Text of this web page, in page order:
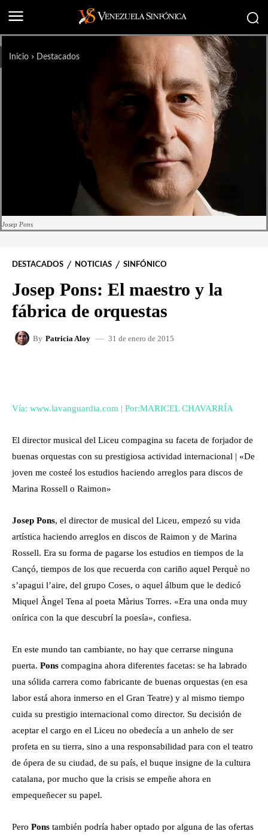
Inicio Destacados
Josep Pons
DESTACADOS NOTICIAS SINFÓNICO
Josep Pons: El maestro y la
fábrica de orquestas
By Patricia Aloy 31 de enero de 2015
Vía: www.lavanguardia.com | Por:MARICEL CHAVARRÍA
El director musical del Liceu compagina su faceta de forjador de
buenas orquestas con su prestigiosa actividad internacional | «De
joven me costeé los estudios haciendo arreglos para discos de
Marina Rossell o Raimon»
Josep Pons, el director de musical del Liceu, empezó su vida
artística haciendo arreglos en discos de Raimon y de Marina
Rossell. Era su forma de pagarse los estudios en tiempos de la
Cançó, tiempos de los que recuerda con cariño aquel Perquè no
s’apagui l’aire, del grupo Coses, o aquel álbum que le dedicó
Miquel Àngel Tena al poeta Màrius Torres. «Era una onda muy
onírica con la que descubrí la poesía», confiesa.
En este mundo tan cambiante, no hay que cerrarse ninguna
puerta. Pons compagina ahora diferentes facetas: se ha labrado
una sólida carrera como fabricante de buenas orquestas (en esa
labor está ahora inmerso en el Gran Teatre) y al mismo tiempo
cuida su prestigio internacional como director. Su decisión de
aceptar el cargo en el Liceu no obedecía a un anhelo de ser
profeta en su tierra, sino a una responsabilidad para con el teatro
de ópera de su ciudad, de su país, el buque insigne de la cultura
catalana, por mucho que la crisis se empeñe ahora en
empequeñecer su papel.
Pero Pons también podría haber optado por alguna de las ofertas